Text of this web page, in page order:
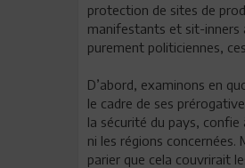
protection de sites de
manifestants et sit-inners
purement politiciennes,
D’abord, examinons en
le cadre de ses
la sécurité du pays,
ni les régions
parier que cela couvrirait